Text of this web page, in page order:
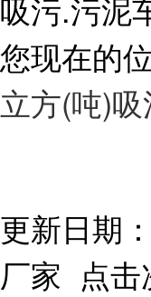
吸污.污泥
您现在的
立方(吨)
更新日期
厂家 点击